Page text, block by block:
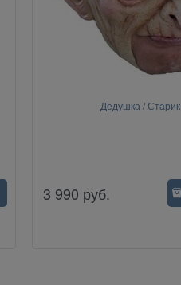
Дедушка / Старик
3 990 руб.